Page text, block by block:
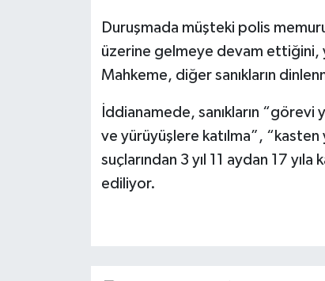
Duruşmada müşteki polis
üzerine gelmeye devam ettiğini,
Mahkeme, diğer sanıkların
İddianamede, sanıkların “görevi
ve yürüyüşlere katılma”, “kasten
suçlarından 3 yıl 11 aydan 17
ediliyor.